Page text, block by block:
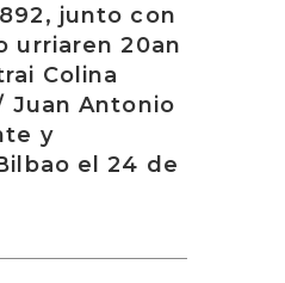
junto con
urriaren 20an
Colina
Juan Antonio
y
el 24 de